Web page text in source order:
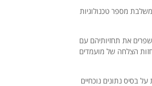
מספר טכנולוגיות
את תחזיותיהם עם
הצלחה של מועמדים
בסיס נתונים נוכחיים